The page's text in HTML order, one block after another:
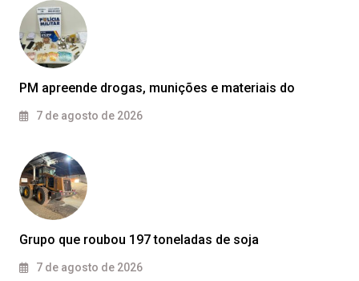
PM apreende drogas, munições e materiais do
7 de agosto de 2026
Grupo que roubou 197 toneladas de soja
7 de agosto de 2026